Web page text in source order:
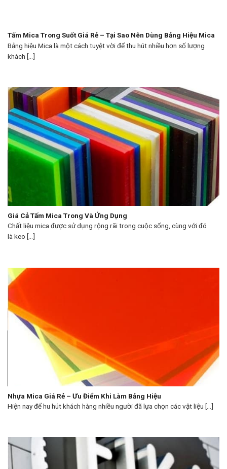
Tấm Mica Trong Suốt Giá Rẻ – Tại Sao Nên Dùng Bảng Hiệu Mica
Bảng hiệu Mica là một cách tuyệt vời để thu hút nhiều hơn số lượng
khách [...]
Giá Cả Tấm Mica Trong Và Ứng Dụng
Chất liệu mica được sử dụng rộng rãi trong cuộc sống, cùng với đó
là keo [...]
Nhựa Mica Giá Rẻ – Ưu Điểm Khi Làm Bảng Hiệu
Hiện nay để hu hút khách hàng nhiều người đã lựa chọn các vật liệu [...]